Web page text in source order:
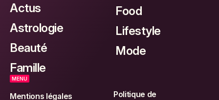
Actus
Astrologie
Beauté
Famille
Food
Lifestyle
Mode
MENU
Mentions légales
Politique de